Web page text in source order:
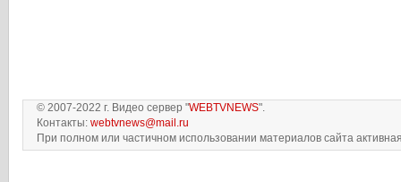
© 2007-2022 г. Видео сервер "WEBTVNEWS".
Контакты: webtvnews@mail.ru
При полном или частичном использовании материалов сайта